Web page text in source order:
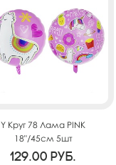
Y Круг 78 Лама PINK
18"/45см 5шт
129.00 руб.